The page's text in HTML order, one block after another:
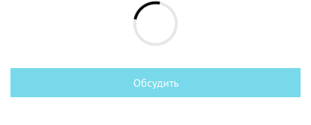
Обсудить